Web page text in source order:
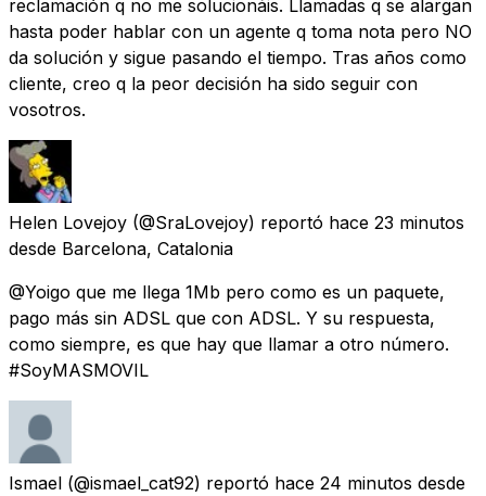
reclamación q no me solucionáis. Llamadas q se alargan
hasta poder hablar con un agente q toma nota pero NO
da solución y sigue pasando el tiempo. Tras años como
cliente, creo q la peor decisión ha sido seguir con
vosotros.
Helen Lovejoy (@SraLovejoy) reportó hace 23 minutos
desde Barcelona, Catalonia
@Yoigo que me llega 1Mb pero como es un paquete,
pago más sin ADSL que con ADSL. Y su respuesta,
como siempre, es que hay que llamar a otro número.
#SoyMASMOVIL
Ismael (@ismael_cat92) reportó hace 24 minutos desde